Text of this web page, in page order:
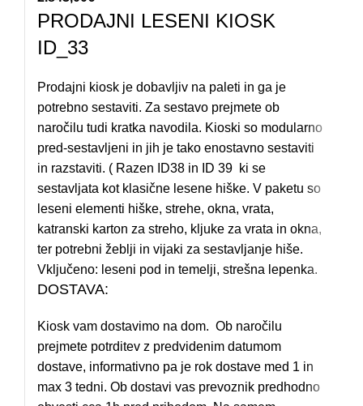
PRODAJNI LESENI KIOSK
ID_33
Prodajni kiosk je dobavljiv na paleti in ga je
potrebno sestaviti. Za sestavo prejmete ob
naročilu tudi kratka navodila. Kioski so modularno
pred-sestavljeni in jih je tako enostavno sestaviti
in razstaviti. ( Razen ID38 in ID 39 ki se
sestavljata kot klasične lesene hiške. V paketu so
leseni elementi hiške, strehe, okna, vrata,
katranski karton za streho, kljuke za vrata in okna,
ter potrebni žeblji in vijaki za sestavljanje hiše.
Vključeno: leseni pod in temelji, strešna lepenka.
DOSTAVA:
Kiosk vam dostavimo na dom. Ob naročilu
prejmete potrditev z predvidenim datumom
dostave, informativno pa je rok dostave med 1 in
max 3 tedni. Ob dostavi vas prevoznik predhodno